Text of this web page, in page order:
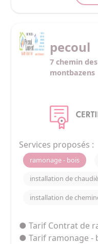
pecoul
7 chemin
montbazens
Services proposés :
ramonage - bois
installation de
installation de
● Tarif Contrat de
● Tarif ramonage -